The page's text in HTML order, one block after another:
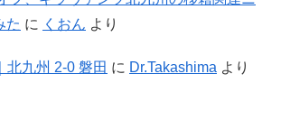
た に くおん より
北九州 2-0 磐田 に Dr.Takashima より